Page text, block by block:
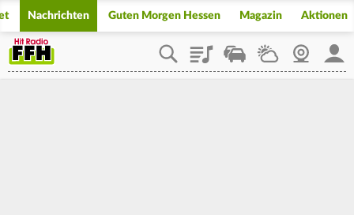
Nachrichten Guten Morgen Hessen Magazin Aktionen
PlaylistStaupilotWetterWebcam